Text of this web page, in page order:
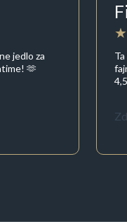
jedlo za
🫶